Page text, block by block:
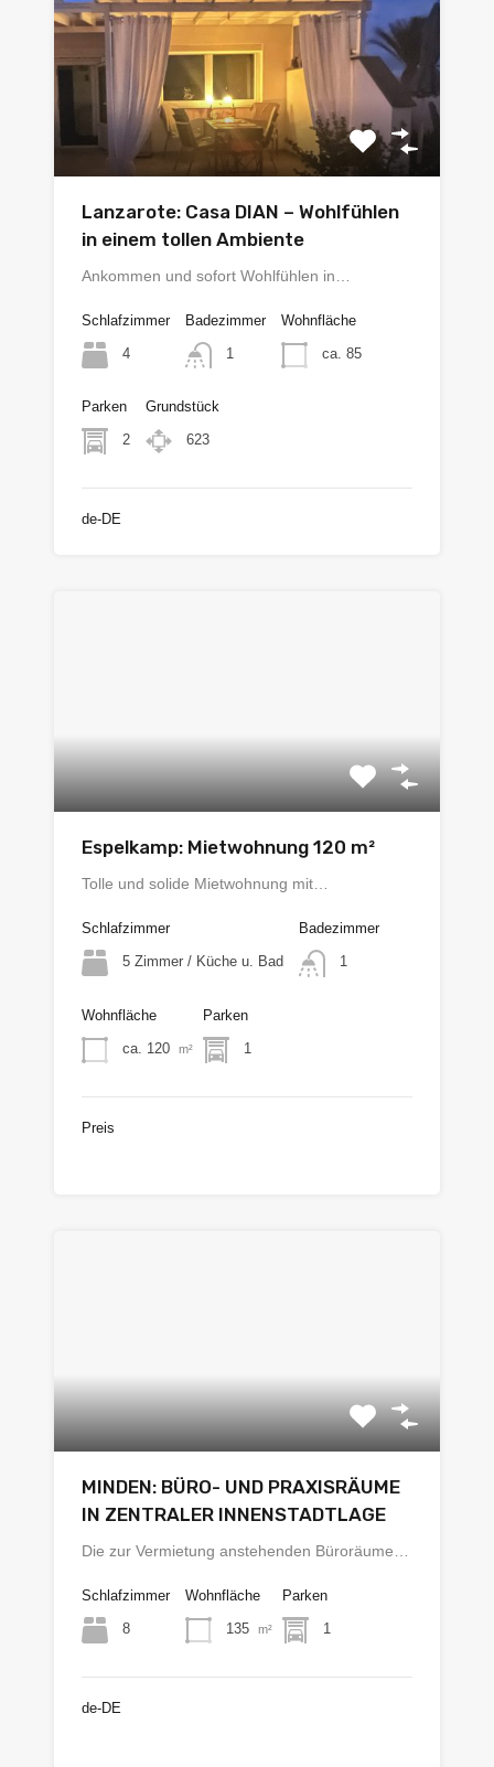
Lanzarote: Casa DIAN – Wohlfühlen
in einem tollen Ambiente
Ankommen und sofort Wohlfühlen in…
Schlafzimmer
4
Badezimmer
1
Wohnfläche
ca. 85
Parken
2
Grundstück
623
de-DE
Espelkamp: Mietwohnung 120 m²
Tolle und solide Mietwohnung mit…
Schlafzimmer
5 Zimmer / Küche u. Bad
Badezimmer
1
Wohnfläche
ca. 120
m²
Parken
1
Preis
MINDEN: BÜRO- UND PRAXISRÄUME
IN ZENTRALER INNENSTADTLAGE
Die zur Vermietung anstehenden Büroräume…
Schlafzimmer
8
Wohnfläche
135
m²
Parken
1
de-DE